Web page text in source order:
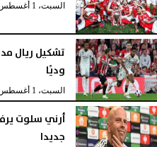
السبت، 1 أغسطس 2026
تشكيل ريال
وديًا
السبت، 1 أغسطس 2026
أرني سلوت
جديدا